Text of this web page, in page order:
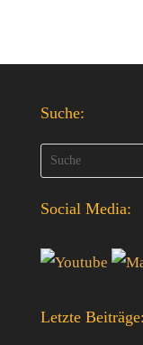
Suche:
Social Media:
Letzte Beiträge: